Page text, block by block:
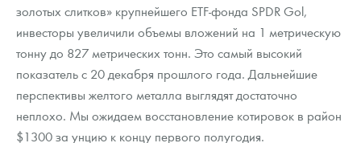
Ювелирные изделия
Русская нумизматика
Наборы подарочных и коллекционных монет
Положение по обработке и защите персональных данных
золотых слитков» крупнейшего ETF-фонда SPDR Gol,
инвесторы увеличили объемы вложений на 1 метрическую
тонну до 827 метрических тонн. Это самый высокий
показатель с 20 декабря прошлого года. Дальнейшие
перспективы желтого металла выглядят достаточно
неплохо. Мы ожидаем восстановление котировок в район
$1300 за унцию к концу первого полугодия.